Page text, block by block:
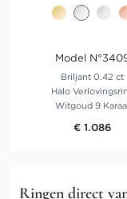
Model
Briljant 0.42 ct
Halo
Witgoud 9
€ 1.086
Ringen direct